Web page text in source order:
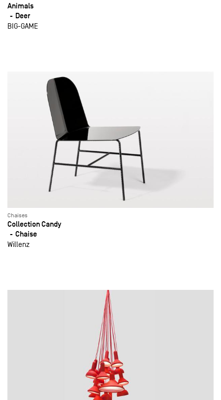
Animals
Deer
BIG-GAME
Chaises
Collection Candy
Chaise
Willenz